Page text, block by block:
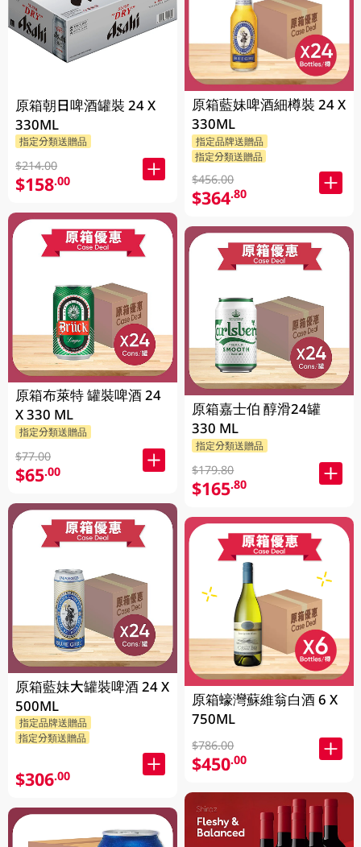
原箱朝日啤酒罐裝 24 X
330ML
指定分類送贈品
$214.00
$158.00
原箱布萊特 罐裝啤酒 24
X 330 ML
指定分類送贈品
$77.00
$65.00
原箱藍妹大罐裝啤酒 24 X
500ML
指定品牌送贈品
指定分類送贈品
$306.00
原箱藍妹啤酒細樽裝 24 X
330ML
指定品牌送贈品
指定分類送贈品
$456.00
$364.80
原箱嘉士伯 醇滑24罐
330 ML
指定分類送贈品
$179.80
$165.80
原箱蠔灣蘇維翁白酒 6 X
750ML
$786.00
$450.00